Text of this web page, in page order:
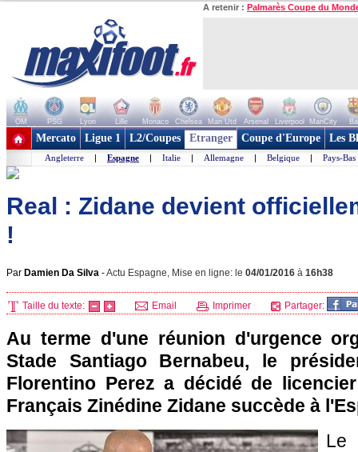
A retenir : Palmarès Coupe du
OM PSG Lyon Lille Monaco Chelsea Man Utd Arsenal Liverpool ManCity
+ de clubs
Mercato Ligue 1 L2/Coupes Etranger Coupe d'Europe Les
Angleterre | Espagne | Italie | Allemagne | Belgique | Pays-Bas
Real : Zidane devient
!
Par Damien Da Silva -Actu Espagne, Mise en ligne: le 04/01/2016 à 16h38
Taille du texte: Email Imprimer Partager:
Au terme d'une réunion d'urgence
Stade Santiago Bernabeu, le
Florentino Perez a décidé de
Français Zinédine Zidane succède à
Le